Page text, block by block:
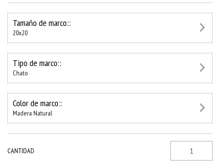
Tamaño de marco::
20x20
Tipo de marco::
Chato
Color de marco::
Madera Natural
CANTIDAD